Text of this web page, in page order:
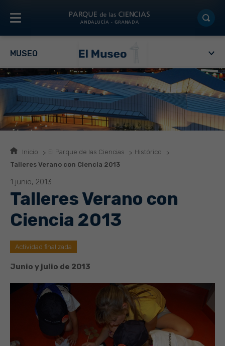
MUSEO
Inicio El Parque de las Ciencias
Histórico
Talleres Verano con Ciencia 2013
1 junio, 2013
Talleres Verano con
Ciencia 2013
Actividad finalizada
Junio y julio de 2013